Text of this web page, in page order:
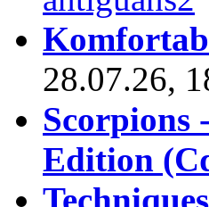
28.07.26,
Scorpions
Edition